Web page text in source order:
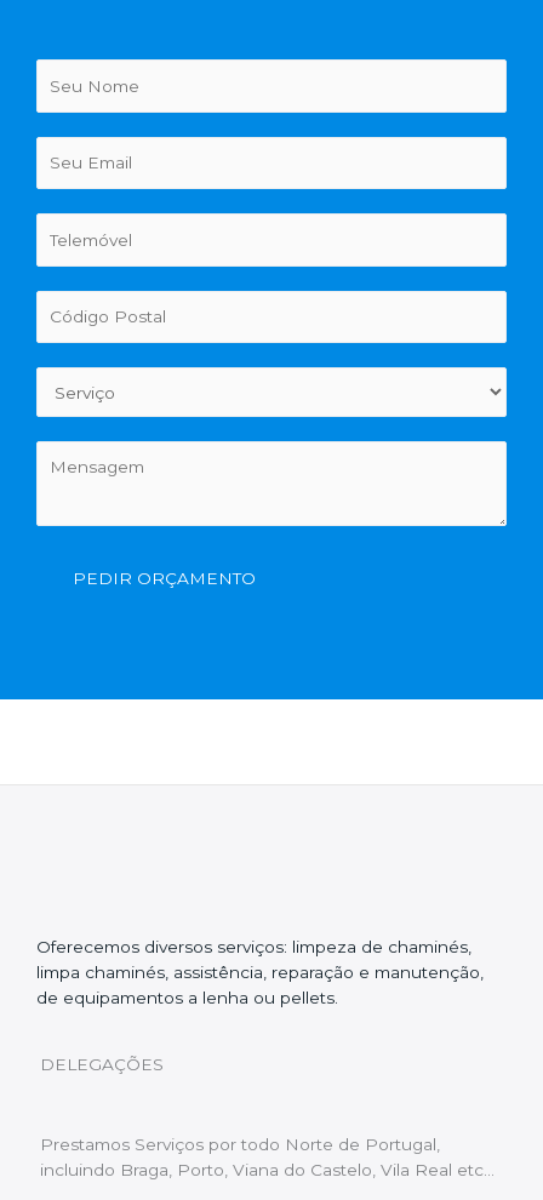
PEDIR ORÇAMENTO
Oferecemos diversos serviços: limpeza de chaminés,
limpa chaminés, assistência, reparação e manutenção,
de equipamentos a lenha ou pellets.
DELEGAÇÕES
Prestamos Serviços por todo Norte de Portugal,
incluindo Braga, Porto, Viana do Castelo, Vila Real etc…